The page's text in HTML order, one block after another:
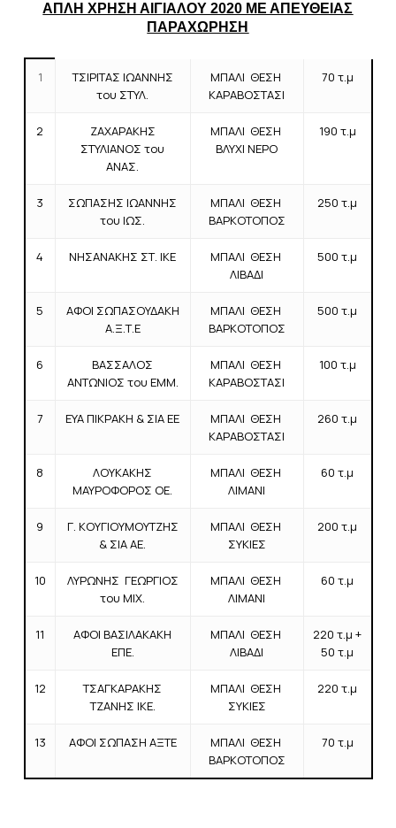
ΑΠΛΗ ΧΡΗΣΗ ΑΙΓΙΑΛΟΥ 2020 ΜΕ ΑΠΕΥΘΕΙΑΣ
ΠΑΡΑΧΩΡΗΣΗ
1
ΤΣΙΡΙΤΑΣ ΙΩΑΝΝΗΣ
του ΣΤΥΛ.
ΜΠΑΛΙ ΘΕΣΗ
ΚΑΡΑΒΟΣΤΑΣΙ
70 τ.μ
2
ΖΑΧΑΡΑΚΗΣ
ΣΤΥΛΙΑΝΟΣ του
ΑΝΑΣ.
ΜΠΑΛΙ ΘΕΣΗ
ΒΛΥΧΙ ΝΕΡΟ
190 τ.μ
3
ΣΩΠΑΣΗΣ ΙΩΑΝΝΗΣ
του ΙΩΣ.
ΜΠΑΛΙ ΘΕΣΗ
ΒΑΡΚΟΤΟΠΟΣ
250 τ.μ
4 ΝΗΣΑΝΑΚΗΣ ΣΤ. ΙΚΕ
ΜΠΑΛΙ ΘΕΣΗ
ΛΙΒΑΔΙ
500 τ.μ
5
ΑΦΟΙ ΣΩΠΑΣΟΥΔΑΚΗ
Α.Ξ.Τ.Ε
ΜΠΑΛΙ ΘΕΣΗ
ΒΑΡΚΟΤΟΠΟΣ
500 τ.μ
6
ΒΑΣΣΑΛΟΣ
ΑΝΤΩΝΙΟΣ του ΕΜΜ.
ΜΠΑΛΙ ΘΕΣΗ
ΚΑΡΑΒΟΣΤΑΣΙ
100 τ.μ
7 ΕΥΑ ΠΙΚΡΑΚΗ & ΣΙΑ ΕΕ
ΜΠΑΛΙ ΘΕΣΗ
ΚΑΡΑΒΟΣΤΑΣΙ
260 τ.μ
8
ΛΟΥΚΑΚΗΣ
ΜΑΥΡΟΦΟΡΟΣ ΟΕ.
ΜΠΑΛΙ ΘΕΣΗ
ΛΙΜΑΝΙ
60 τ.μ
9
Γ. ΚΟΥΓΙΟΥΜΟΥΤΖΗΣ
& ΣΙΑ ΑΕ.
ΜΠΑΛΙ ΘΕΣΗ
ΣΥΚΙΕΣ
200 τ.μ
10
ΛΥΡΩΝΗΣ ΓΕΩΡΓΙΟΣ
του ΜΙΧ.
ΜΠΑΛΙ ΘΕΣΗ
ΛΙΜΑΝΙ
60 τ.μ
11
ΑΦΟΙ ΒΑΣΙΛΑΚΑΚΗ
ΕΠΕ.
ΜΠΑΛΙ ΘΕΣΗ
ΛΙΒΑΔΙ
220 τ.μ +
50 τ.μ
12
ΤΣΑΓΚΑΡΑΚΗΣ
ΤΖΑΝΗΣ ΙΚΕ.
ΜΠΑΛΙ ΘΕΣΗ
ΣΥΚΙΕΣ
220 τ.μ
13 ΑΦΟΙ ΣΩΠΑΣΗ ΑΞΤΕ
ΜΠΑΛΙ ΘΕΣΗ
ΒΑΡΚΟΤΟΠΟΣ
70 τ.μ